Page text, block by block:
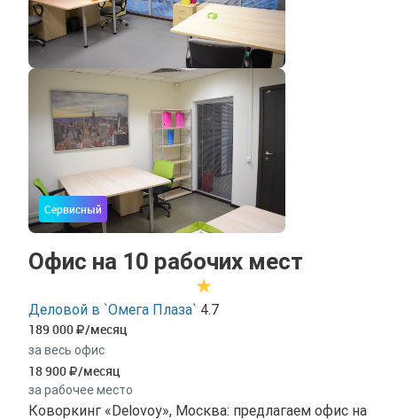
Сервисный
Офис на 10 рабочих мест
Деловой в `Омега Плаза` 4.7
189 000 /месяц
за весь офис
18 900 /месяц
за рабочее место
Коворкинг «Delovoy», Москва: предлагаем офис на